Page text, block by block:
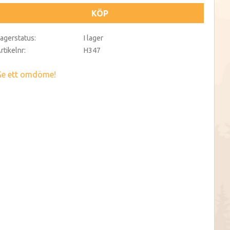
KÖP
I lager
H347
ett omdöme!